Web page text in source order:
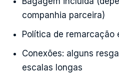
companhia parceira)
Política de remarcação
Conexões: alguns
escalas longas